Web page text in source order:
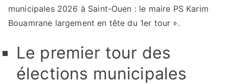
municipales 2026 à Saint-Ouen : le maire PS Karim
Bouamrane largement en tête du 1er tour ».
Le premier tour des
élections municipales